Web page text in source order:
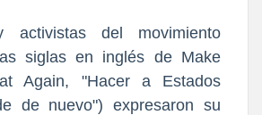
activistas del movimiento
siglas en inglés de Make
Again, "Hacer a Estados
de nuevo") expresaron su